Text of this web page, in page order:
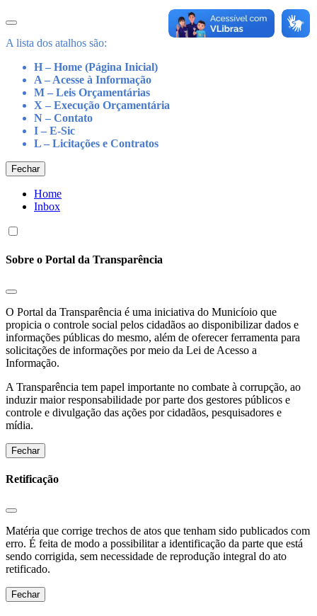
A lista dos atalhos são:
H – Home (Página Inicial)
A – Acesse à Informação
M – Leis Orçamentárias
X – Execução Orçamentária
N – Contato
I – E-Sic
L – Licitações e Contratos
Fechar
Home
Inbox
Sobre o Portal da Transparência
O Portal da Transparência é uma iniciativa do Municíoio que
propicia o controle social pelos cidadãos ao disponibilizar dados e
informações públicas do mesmo, além de oferecer ferramenta para
solicitações de informações por meio da Lei de Acesso a
Informação.
A Transparência tem papel importante no combate à corrupção, ao
induzir maior responsabilidade por parte dos gestores públicos e
controle e divulgação das ações por cidadãos, pesquisadores e
mídia.
Fechar
Retificação
Matéria que corrige trechos de atos que tenham sido publicados com
erro. É feita de modo a possibilitar a identificação da parte que está
sendo corrigida, sem necessidade de reprodução integral do ato
retificado.
Fechar